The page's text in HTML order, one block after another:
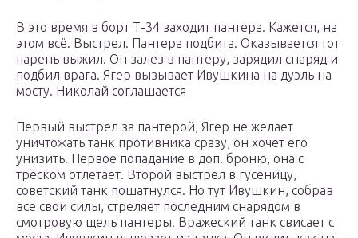
В это время в борт Т-34 заходит пантера. Кажется, на
этом всё. Выстрел. Пантера подбита. Оказывается тот
парень выжил. Он залез в пантеру, зарядил снаряд и
подбил врага. Ягер вызывает Ивушкина на дуэль на
мосту. Николай соглашается
Первый выстрел за пантерой, Ягер не желает
уничтожать танк противника сразу, он хочет его
унизить. Первое попадание в доп. броню, она с
треском отлетает. Второй выстрел в гусеницу,
советский танк пошатнулся. Но тут Ивушкин, собрав
все свои силы, стреляет последним снарядом в
смотровую щель пантеры. Вражеский танк свисает с